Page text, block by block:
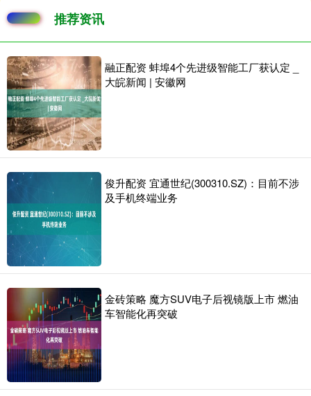
推荐资讯
融正配资 蚌埠4个先进级智能工厂获认定 _
大皖新闻 | 安徽网
俊升配资 宜通世纪(300310.SZ)：目前不涉
及手机终端业务
金砖策略 魔方SUV电子后视镜版上市 燃油
车智能化再突破